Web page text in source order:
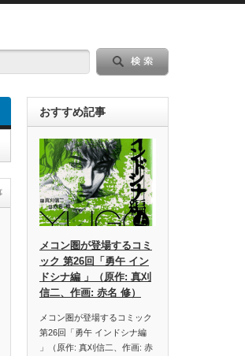
おすすめ記事
メコン圏が登場するコミ
ック 第26回「勇午 イン
ドシナ編 」（原作: 真刈
信二、作画: 赤名 修）
メコン圏が登場するコミック
第26回「勇午 インドシナ編
」（原作: 真刈信二、作画: 赤